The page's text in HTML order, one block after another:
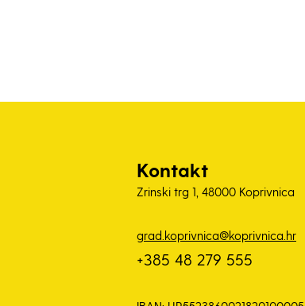
Kontakt
Zrinski trg 1, 48000 Koprivnica
grad.koprivnica@koprivnica.hr
+385 48 279 555